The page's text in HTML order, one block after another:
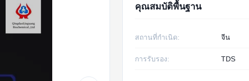
คุณสมบัติพื้นฐาน
สถานที่กำเนิด: จีน
การรับรอง: TDS